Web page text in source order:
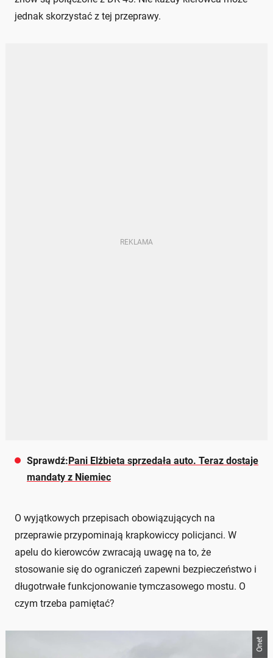
jednak skorzystać z tej przeprawy.
Sprawdź: Pani Elżbieta sprzedała auto. Teraz dostaje
mandaty z Niemiec
O wyjątkowych przepisach obowiązujących na
przeprawie przypominają krapkowiccy policjanci. W
apelu do kierowców zwracają uwagę na to, że
stosowanie się do ograniczeń zapewni bezpieczeństwo i
długotrwałe funkcjonowanie tymczasowego mostu. O
czym trzeba pamiętać?
Onet